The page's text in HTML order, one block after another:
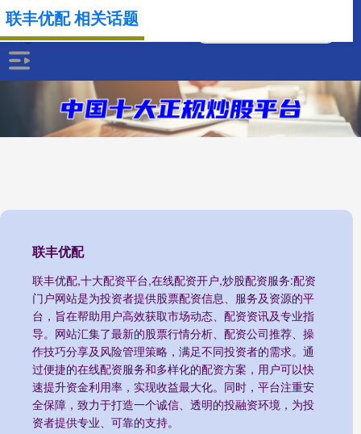
联丰优配
联丰优配,十大配资平台,在线配资开户,炒股配资服务:配资
门户网站是为投资者提供股票配资信息、服务及资源的平
台，旨在帮助用户高效获取市场动态、配资资讯及专业指
导。网站汇集了最新的股票行情分析、配资公司推荐、操
作技巧分享及风险管理策略，满足不同投资者的需求。通
过便捷的在线配资服务和多样化的配资方案，用户可以快
速提升资金利用率，实现收益最大化。同时，平台注重安
全保障，致力于打造一个诚信、透明的投融资环境，为投
资者提供专业、可靠的支持。
联丰优配 相关话题